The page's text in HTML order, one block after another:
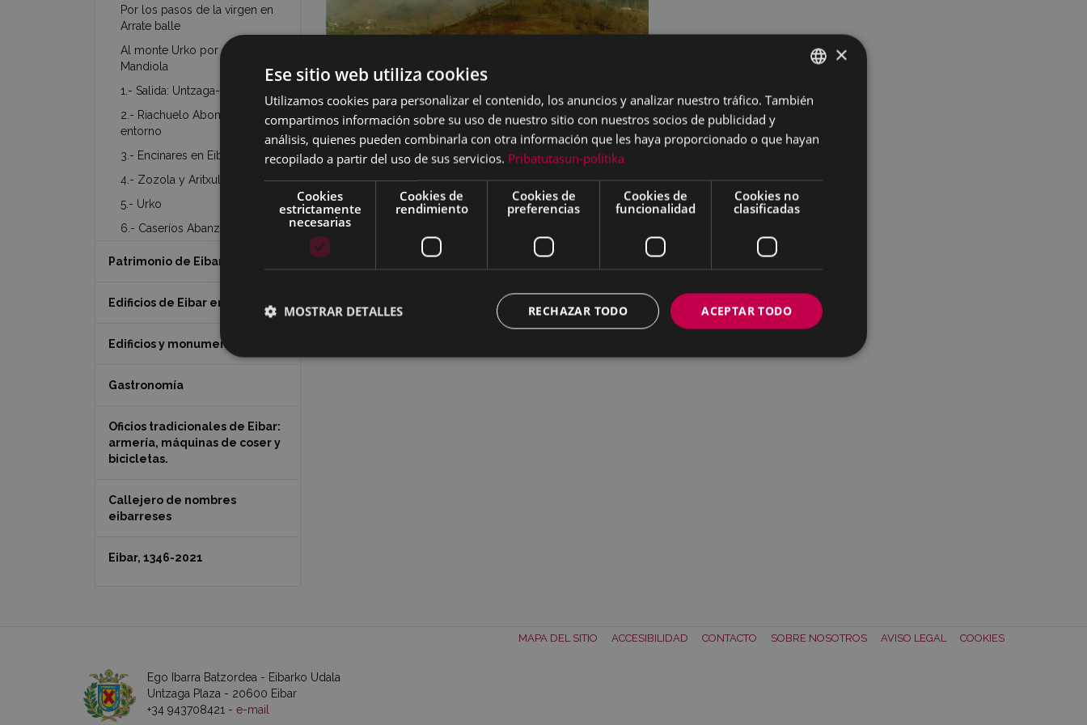
Imagen a tamaño completo:
Por los pasos de la virgen en
Arrate balle
Al monte Urko por el valle
Mandiola
1.- Salida: Untzaga-Arrajola
2.- Riachuelo Abontza y su
entorno
3.- Encinares en Eibar
4.- Zozola y Aritxuloeta
5.- Urko
6.- Caseríos Abanzabalegi
Patrimonio de Eibar
Edificios de Eibar en 360º
Edificios y monumentos
Gastronomía
Oficios tradicionales de Eibar:
armería, máquinas de coser y
bicicletas.
Callejero de nombres
eibarreses
Eibar, 1346-2021
MAPA DEL SITIO ACCESIBILIDAD CONTACTO SOBRE NOSOTROS AVISO LEGAL COOKIES
Ego Ibarra Batzordea - Eibarko Udala
Untzaga Plaza - 20600 Eibar
+34 943708421 - e-mail
BASQUE
×
Ese sitio web utiliza cookies
Utilizamos cookies para personalizar el contenido, los anuncios y analizar nuestro tráfico. También
compartimos información sobre su uso de nuestro sitio con nuestros socios de publicidad y
análisis, quienes pueden combinarla con otra información que les haya proporcionado o que hayan
recopilado a partir del uso de sus servicios. Pribatutasun-politika
Cookies
estrictamente
necesarias
Cookies de
rendimiento
Cookies de
preferencias
Cookies de
funcionalidad
Cookies no
clasificadas
ACEPTAR TODO
RECHAZAR TODO
MOSTRAR DETALLES